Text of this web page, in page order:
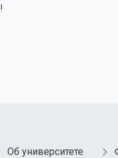
Об университете